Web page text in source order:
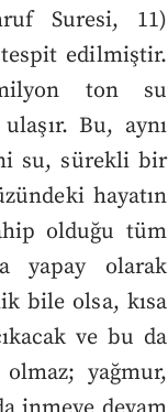
Suresi, 11)
tespit edilmiştir.
ton su
Bu, aynı
su, sürekli bir
hayatın
olduğu tüm
yapay olarak
bile olsa, kısa
ve bu da
yağmur,